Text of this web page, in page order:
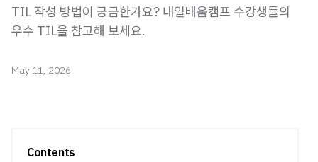
TIL 작성 방법이 궁금한가요? 내일배움캠프 수강생들의
우수 TIL을 참고해 보세요.
May 11, 2026
Contents